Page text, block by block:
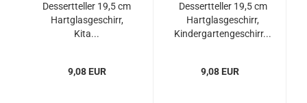
Dessertteller 19,5 cm
Hartglasgeschirr,
Kita...
9,08 EUR
Dessertteller 19,5 cm
Hartglasgeschirr,
Kindergartengeschirr...
9,08 EUR